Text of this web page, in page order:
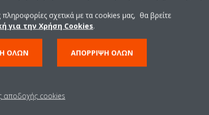
ΠΑΤΉΣΤΕ ΕΔΏ
πληροφορίες σχετικά με τα cookies μας, θα βρείτε
για την Χρήση Cookies.
ΌΛΩΝ ΑΠΌΡΡΙΨΗ ΌΛΩΝ
αποδοχής cookies